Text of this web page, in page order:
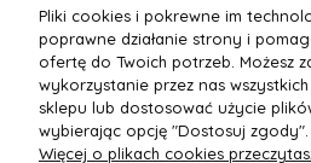
czarną koronką i siateczką
Czerwona
Do Koszyka
POMOC
Pliki cookies i pokrewne im
poprawne działanie strony i
ofertę do Twoich potrzeb. Możesz
wykorzystanie przez nas
sklepu lub dostosować użycie
wybierając opcję "Dostosuj zgody".
Więcej o plikach cookies